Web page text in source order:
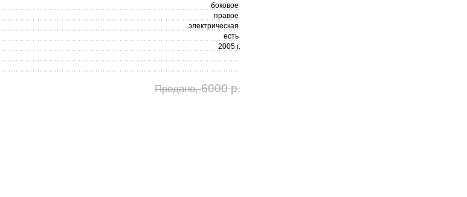
боковое
правое
электрическая
есть
2005 г.
Продано,6000 р.